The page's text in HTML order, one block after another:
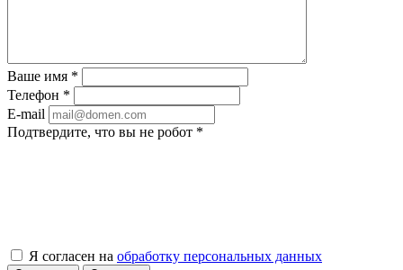
Ваше имя *
Телефон *
E-mail
Подтвердите, что вы не робот *
Я согласен на обработку персональных данных